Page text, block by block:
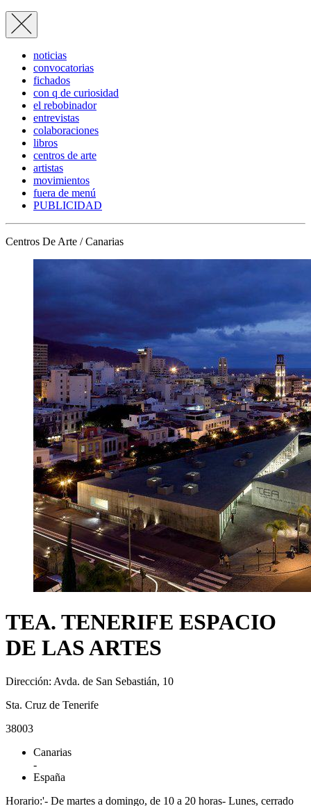
noticias
convocatorias
fichados
con q de curiosidad
el rebobinador
entrevistas
colaboraciones
libros
centros de arte
artistas
movimientos
fuera de menú
PUBLICIDAD
Centros De Arte / Canarias
TEA. TENERIFE ESPACIO
DE LAS ARTES
Dirección: Avda. de San Sebastián, 10
Sta. Cruz de Tenerife
38003
Canarias
-
España
Horario:'- De martes a domingo, de 10 a 20 horas- Lunes, cerrado